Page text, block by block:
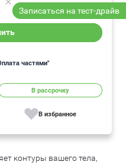
частями"
В рассрочку
В избранное
контуры вашего тела,
Записаться на тест-драйв